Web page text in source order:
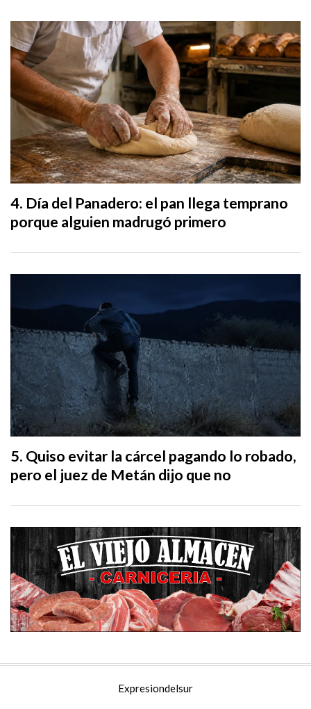
Día del Panadero: el pan llega temprano
porque alguien madrugó primero
Quiso evitar la cárcel pagando lo robado,
pero el juez de Metán dijo que no
Expresiondelsur